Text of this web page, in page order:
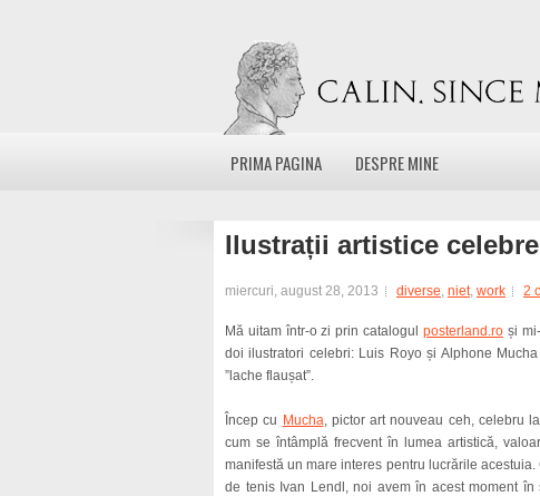
PRIMA PAGINA DESPRE MINE
Ilustrații artistice celebre
miercuri, august 28, 2013 diverse, niet, work 2
Mă uitam într-o zi prin catalogul posterland.roși mi-
doi ilustratori celebri: Luis Royo și Alphone
”lache flaușat”.
Încep cu Mucha, pictor art nouveau ceh, celebru
cum se întâmplă frecvent în lumea artistică,
manifestă un mare interes pentru lucrările
de tenis Ivan Lendl, noi avem în acest moment în